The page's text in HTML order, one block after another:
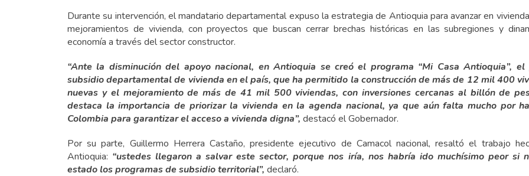
Durante su intervención, el mandatario departamental expuso la estrategia de Antioquia para avanzar en
mejoramientos de vivienda, con proyectos que buscan cerrar brechas históricas en las subregiones y
economía a través del sector constructor.
“Ante la disminución del apoyo nacional, en Antioquia se creó el programa “Mi Casa Antioquia”, el
subsidio departamental de vivienda en el país, que ha permitido la construcción de más de 12 mil 400
nuevas y el mejoramiento de más de 41 mil 500 viviendas, con inversiones cercanas al billón de
destaca la importancia de priorizar la vivienda en la agenda nacional, ya que aún falta mucho por
Colombia para garantizar el acceso a vivienda digna”, destacó el Gobernador.
Por su parte, Guillermo Herrera Castaño, presidente ejecutivo de Camacol nacional, resaltó el trabajo
Antioquia: “ustedes llegaron a salvar este sector, porque nos iría, nos habría ido muchísimo peor si
estado los programas de subsidio territorial”, declaró.